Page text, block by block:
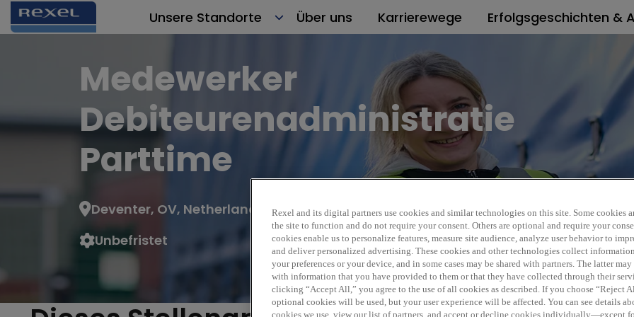
Unsere Standorte Über uns Karrierewege Erfolgsgeschichten &
Medewerker
Debiteurenadministratie
Parttime
Deventer, OV, Netherlands
Unbefristet
REF5535J EUR
Rexel and its digital partners use cookies and similar technologies on this site. Some cookies
the site to function and do not require your consent. Others are optional and require your
cookies enable us to personalize features, measure site audience, analyze user behavior to
and deliver personalized advertising. These cookies and other technologies collect
your preferences or your device, and in some cases may be shared with partners. The latter
with information that you have provided to them or that they have collected through their
clicking “Accept All,” you agree to the use of all cookies as described. If you choose “Reject
optional cookies will be used, but your user experience will be affected. You can see details
cookies we use, view our list of partners, and accept or decline cookies individually—except